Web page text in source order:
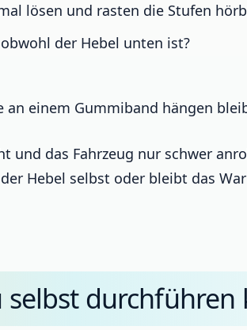
lösen und rasten die Stufen
der Hebel unten ist?
einem Gummiband hängen
und das Fahrzeug nur schwer
Hebel selbst oder bleibt das
selbst durchführen